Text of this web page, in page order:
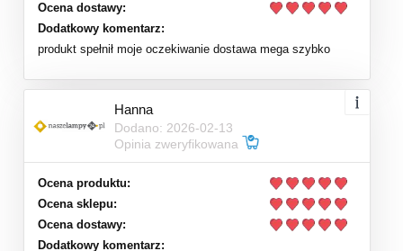
Ocena dostawy:
Dodatkowy komentarz:
produkt spełnił moje oczekiwanie dostawa mega szybko
Hanna
Dodano: 2026-02-13
Opinia zweryfikowana
Ocena produktu:
Ocena sklepu:
Ocena dostawy:
Dodatkowy komentarz: